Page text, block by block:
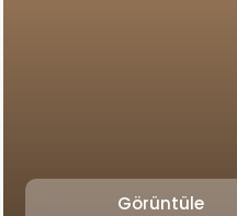
Görüntüle